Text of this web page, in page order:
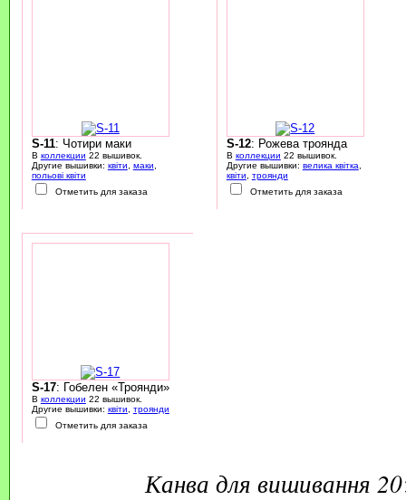
S-11: Чотири маки
В коллекции 22 вышивок.
Другие вышивки: квіти маки
польові квіти
Отметить для заказа
S-12: Рожева троянда
В коллекции 22 вышивок.
Другие вышивки: велика квітка
квіти
троянди
Отметить для заказа
S-17: Гобелен «Троянди»
В коллекции 22 вышивок.
Другие вышивки: квіти
троянди
Отметить для заказа
канва для вишивання